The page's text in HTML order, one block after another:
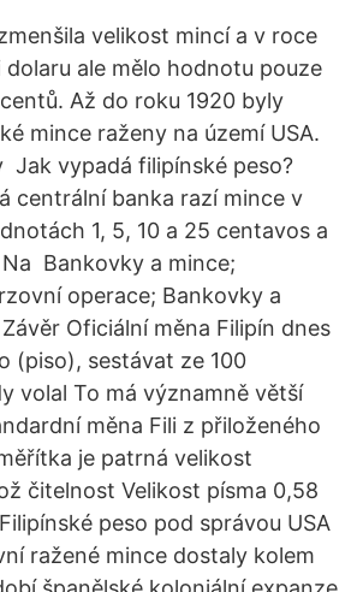
velikost mincí a v roce
dolaru ale mělo hodnotu pouze
Až do roku 1920 byly
mince raženy na území USA.
Jak vypadá filipínské peso?
centrální banka razí mince v
1, 5, 10 a 25 centavos a
Na Bankovky a mince;
operace; Bankovky a
Oficiální měna Filipín dnes
(piso), sestávat ze 100
volal To má významně větší
měna Fili z přiloženého
je patrná velikost
čitelnost Velikost písma 0,58
peso pod správou USA
ražené mince dostaly kolem